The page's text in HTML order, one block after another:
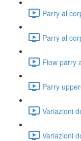
Parry al
Parry al
Flow parry
Parry
Variazioni
Variazioni